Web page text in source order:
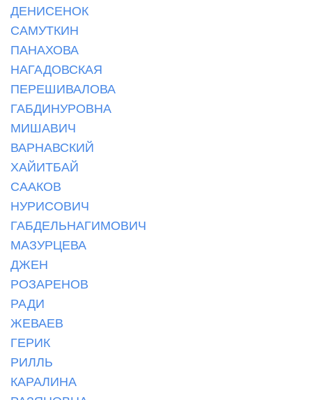
ДЕНИСЕНОК
САМУТКИН
ПАНАХОВА
НАГАДОВСКАЯ
ПЕРЕШИВАЛОВА
ГАБДИНУРОВНА
МИШАВИЧ
ВАРНАВСКИЙ
ХАЙИТБАЙ
СААКОВ
НУРИСОВИЧ
ГАБДЕЛЬНАГИМОВИЧ
МАЗУРЦЕВА
ДЖЕН
РОЗАРЕНОВ
РАДИ
ЖЕВАЕВ
ГЕРИК
РИЛЛЬ
КАРАЛИНА